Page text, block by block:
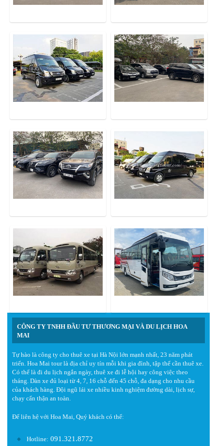
CÔNG TY TNHH ĐẦU TƯ THƯƠNG MẠI VÀ DU LỊCH HOA
MAI
Tự hào là công ty cho thuê xe tại Hà Nội lớn mạnh nhất, 23 năm phát
triển. Hoa Mai tour là địa chỉ uy tín mỗi khi gia đình, tập thể cần thuê xe.
Có thể là đi du lịch ngắn ngày, thuê xe đi lễ hội hay công việc theo
tháng. Dàn xe đủ loại từ 4, 7, 16 chỗ đến 45 chỗ, đa dạng cho nhu cầu
của khách hàng. Đội ngũ lái xe nhiều kinh nghiệm đường dài, lịch sự,
chạy cẩn thận an toàn.
Để liên hệ với Hoa Mai, Quý khách có thể:
Hotline: 091.321.8772